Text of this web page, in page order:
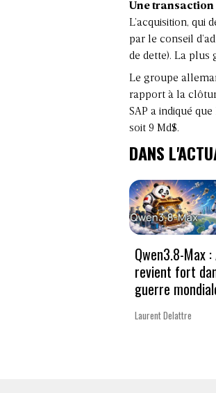
Une transaction
L’acquisition, qui
par le conseil
de dette). La plus
Le groupe
rapport à la
SAP a indiqué
soit 9 Md$.
DANS
Qwen3.8-Max
revient fort
guerre
Laurent Delattre